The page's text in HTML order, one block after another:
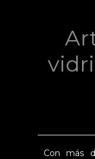
Con más